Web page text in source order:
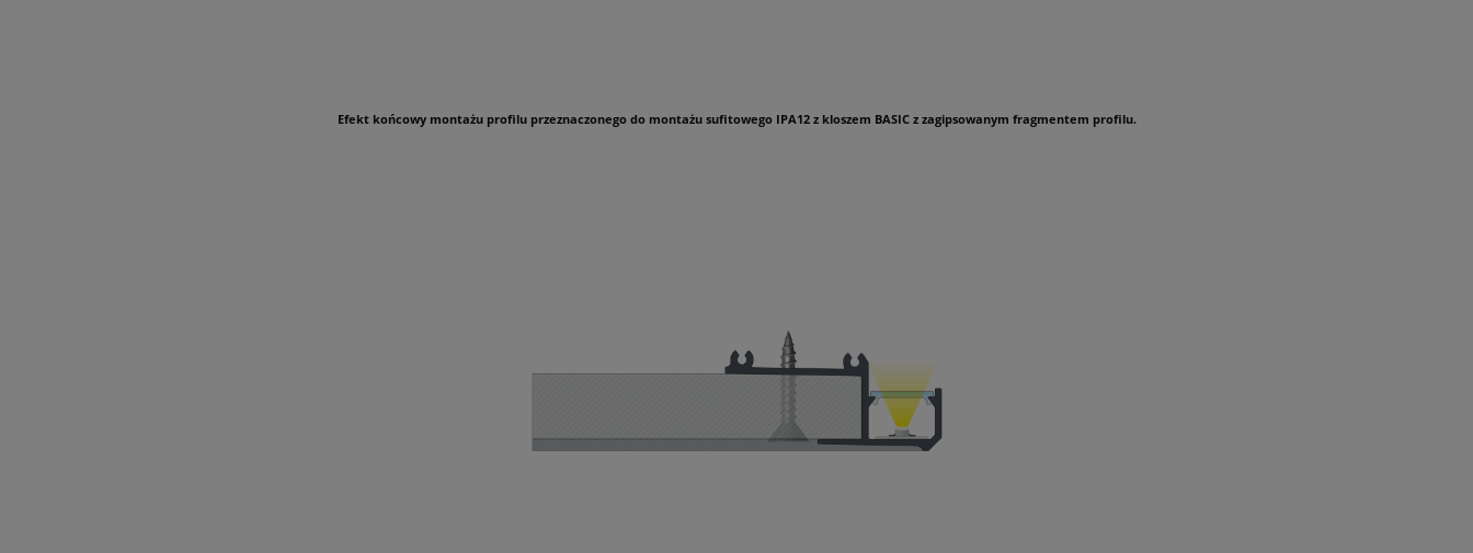
Efekt końcowy montażu profilu przeznaczonego do montażu sufitowego IPA12 z kloszem BASIC z zagipsowanym fragmentem profilu.